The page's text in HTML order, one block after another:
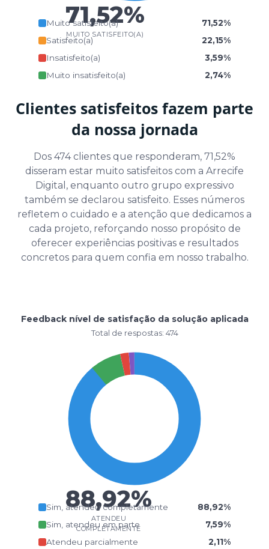
71,52%
MUITO SATISFEITO(A)
Muito satisfeito(a)
71,52%
Satisfeito(a)
22,15%
Insatisfeito(a)
3,59%
Muito insatisfeito(a)
2,74%
Clientes satisfeitos fazem parte
da nossa jornada
Dos 474 clientes que responderam, 71,52%
disseram estar muito satisfeitos com a Arrecife
Digital, enquanto outro grupo expressivo
também se declarou satisfeito. Esses números
refletem o cuidado e a atenção que dedicamos a
cada projeto, reforçando nosso propósito de
oferecer experiências positivas e resultados
concretos para quem confia em nosso trabalho.
Feedback nível de satisfação da solução aplicada
Total de respostas: 474
88,92%
ATENDEU
COMPLETAMENTE
Sim, atendeu completamente
88,92%
Sim, atendeu em parte
7,59%
Atendeu parcialmente
2,11%